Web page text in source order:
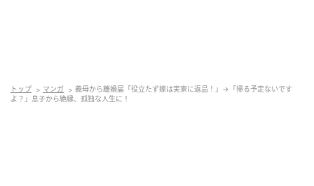
トップ マンガ
義母から離婚届「役立たず嫁は実家に返品！」→「帰る予定ないです
よ？」息子から絶縁、孤独な人生に！